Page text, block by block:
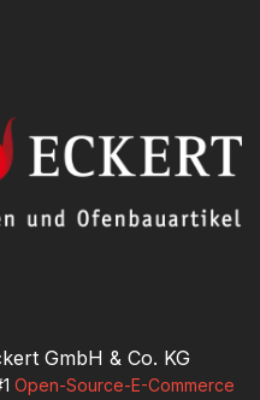
GmbH & Co. KG
Open-Source-E-Commerce